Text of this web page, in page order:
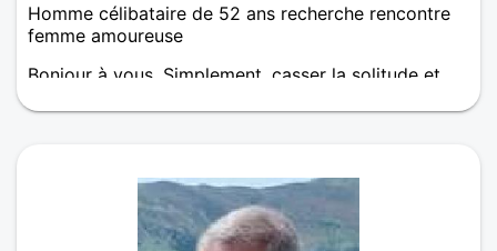
Homme célibataire de 52 ans recherche rencontre
femme amoureuse
Bonjour à vous. Simplement, casser la solitude et
apprendre à se connaitre, rire, s'emerveiller lors de
rencontrer une belle personne pour une relation
amoureuse ...... a bientot